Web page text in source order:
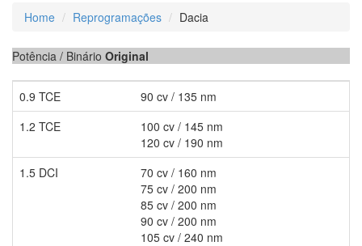
Home Reprogramações Dacia
Potência / Binário Original
0.9 TCE
90 cv / 135 nm
1.2 TCE
100 cv / 145 nm
120 cv / 190 nm
1.5 DCI
70 cv / 160 nm
75 cv / 200 nm
85 cv / 200 nm
90 cv / 200 nm
105 cv / 240 nm